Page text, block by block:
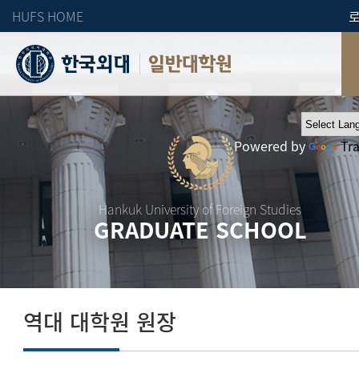
HUFS HOME
일반대학원
Hankuk University of Foreign Studies
GRADUATE SCHOOL
Powered by
역대 대학원 원장